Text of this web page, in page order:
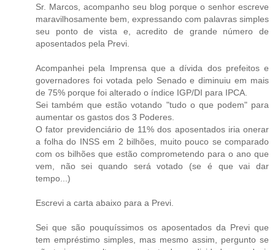
Sr. Marcos, acompanho seu blog porque o senhor escreve
maravilhosamente bem, expressando com palavras simples
seu ponto de vista e, acredito de grande número de
aposentados pela Previ.
Acompanhei pela Imprensa que a dívida dos prefeitos e
governadores foi votada pelo Senado e diminuiu em mais
de 75% porque foi alterado o índice IGP/DI para IPCA.
Sei também que estão votando "tudo o que podem" para
aumentar os gastos dos 3 Poderes.
O fator previdenciário de 11% dos aposentados iria onerar
a folha do INSS em 2 bilhões, muito pouco se comparado
com os bilhões que estão comprometendo para o ano que
vem, não sei quando será votado (se é que vai dar
tempo...)
Escrevi a carta abaixo para a Previ.
Sei que são pouquíssimos os aposentados da Previ que
tem empréstimo simples, mas mesmo assim, pergunto se